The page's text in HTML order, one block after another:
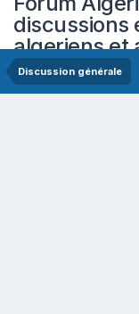
discussions
algeriens et
Discussion générale